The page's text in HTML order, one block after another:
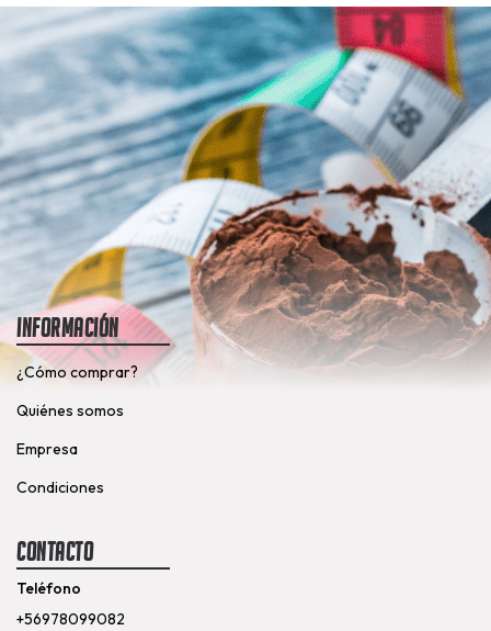
Información
¿Cómo comprar?
Quiénes somos
Empresa
Condiciones
Contacto
Teléfono
+56978099082